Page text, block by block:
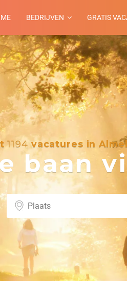
BEDRIJVEN GRATIS
1194vacatures in
baan